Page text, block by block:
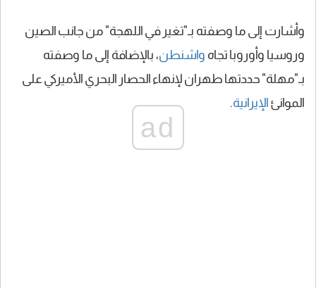
وأشارت إلى ما وصفته بـ"تغير في اللهجة" من جانب الصين
وروسيا وأوروبا تجاه واشنطن، بالإضافة إلى ما وصفته
بـ"مهلة" حددتها طهران لإنهاء الحصار البحري الأميركي على
الموانئ الإيرانية.
ad